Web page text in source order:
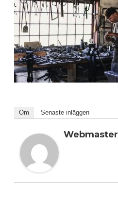
Om Senaste inläggen
Webmaster